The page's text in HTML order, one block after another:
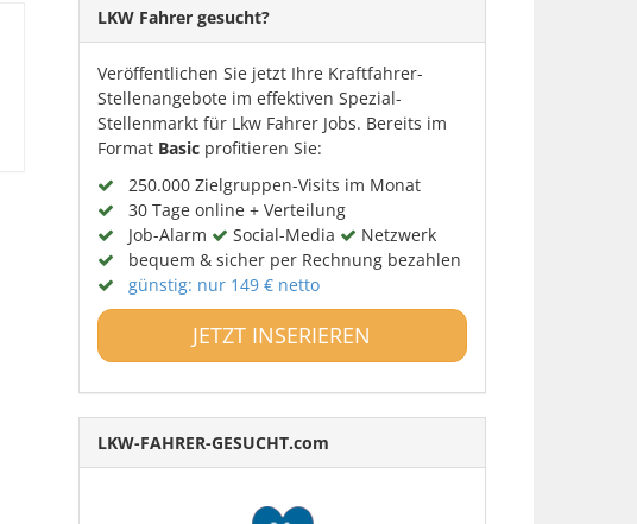
LKW Fahrer gesucht?
Veröffentlichen Sie jetzt Ihre Kraftfahrer-
Stellenangebote im effektiven Spezial-
Stellenmarkt für Lkw Fahrer Jobs. Bereits im
Format Basicprofitieren Sie:
250.000 Zielgruppen-Visits im Monat
30 Tage online + Verteilung
Job-Alarm
Social-Media
Netzwerk
bequem & sicher per Rechnung bezahlen
günstig: nur 149 € netto
JETZT INSERIEREN
LKW-FAHRER-GESUCHT.com